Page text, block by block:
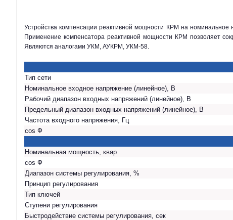
Устройства компенсации реактивной мощности КРМ на номинальное напряжение 0,4 кВ, мощностью от 10 до 1000 кВАр, предназначены для автоматического регулирования коэффициента реактивной мощности.
Применение компенсатора реактивной мощности КРМ позволяет
Являются аналогами УКМ, АУКРМ, УКМ-58.
Тип сети
Номинальное входное напряжение (линейное), В
Рабочий диапазон входных напряжений (линейное), В
Предельный диапазон входных напряжений (линейное), В
Частота входного напряжения, Гц
cos Ф
Номинальная мощность, квар
cos Ф
Диапазон системы регулирования, %
Принцип регулирования
Тип ключей
Ступени регулирования
Быстродействие системы регулирования, сек